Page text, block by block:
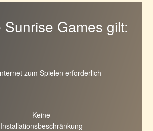
Sunrise Games gilt:
zum Spielen erforderlich
Keine
Installationsbeschränkung